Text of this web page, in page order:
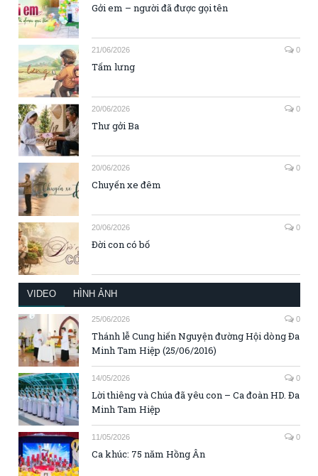
Gởi em – người đã được gọi tên
21/06/2026 0
Tấm lưng
20/06/2026 0
Thư gởi Ba
20/06/2026 0
Chuyến xe đêm
20/06/2026 0
Đời con có bố
VIDEO HÌNH ẢNH
25/06/2026 0
Thánh lễ Cung hiến Nguyện đường Hội dòng Đa
Minh Tam Hiệp (25/06/2016)
14/05/2026 0
Lời thiêng và Chúa đã yêu con – Ca đoàn HD. Đa
Minh Tam Hiệp
11/05/2026 0
Ca khúc: 75 năm Hồng Ân